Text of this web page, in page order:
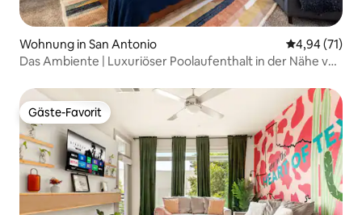
Wohnung in San Antonio
4,94 (71)
Das Ambiente | Luxuriöser Poolaufenthalt in der Nähe von
Gäste-Favorit
Gäste-Favorit